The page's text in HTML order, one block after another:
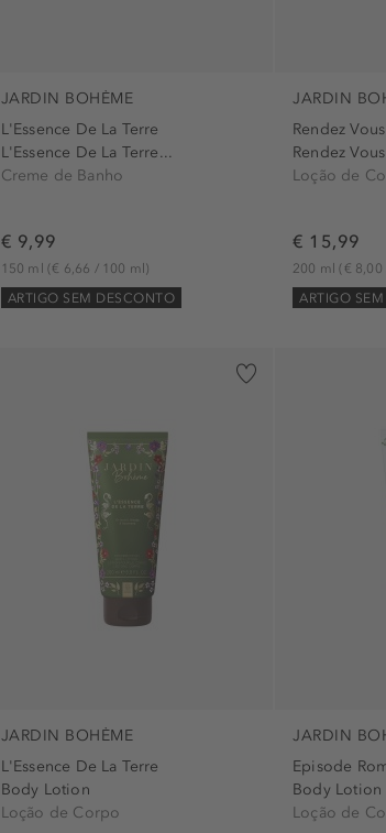
JARDIN BOHÈME
L'Essence De La Terre
L'Essence De La Terre...
Creme de Banho
€ 9,99
150 ml (€ 6,66 / 100 ml)
ARTIGO SEM DESCONTO
JARDIN
Rendez
Rendez
Loção de
€ 15,99
200 ml(€ 8,00
ARTIGO
JARDIN BOHÈME
L'Essence De La Terre
Body Lotion
Loção de Corpo
JARDIN
Episode
Body Lotion
Loção de